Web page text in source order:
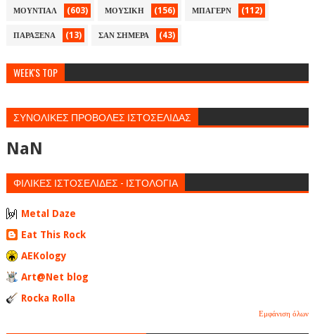
ΜΟΥΝΤΙΑΛ (603) ΜΟΥΣΙΚΗ (156) ΜΠΑΓΕΡΝ (112)
ΠΑΡΑΞΕΝΑ (13) ΣΑΝ ΣΗΜΕΡΑ (43)
WEEK'S TOP
ΣΥΝΟΛΙΚΕΣ ΠΡΟΒΟΛΕΣ ΙΣΤΟΣΕΛΙΔΑΣ
NaN
ΦΙΛΙΚΕΣ ΙΣΤΟΣΕΛΙΔΕΣ - ΙΣΤΟΛΟΓΙΑ
Metal Daze
Eat This Rock
AEKology
Art@Net blog
Rocka Rolla
Εμφάνιση όλων